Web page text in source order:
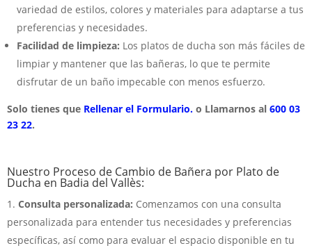
variedad de estilos, colores y materiales para adaptarse a tus
preferencias y necesidades.
Facilidad de limpieza: Los platos de ducha son más fáciles de
limpiar y mantener que las bañeras, lo que te permite
disfrutar de un baño impecable con menos esfuerzo.
Solo tienes que Rellenar el Formulario. o Llamarnos al 600 03
23 22.
Nuestro Proceso de Cambio de Bañera por Plato de
Ducha en Badia del Vallès:
Consulta personalizada: Comenzamos con una consulta
personalizada para entender tus necesidades y preferencias
específicas, así como para evaluar el espacio disponible en tu